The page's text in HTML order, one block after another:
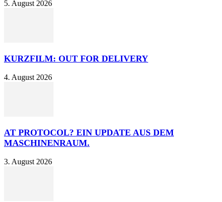
5. August 2026
KURZFILM: OUT FOR DELIVERY
4. August 2026
AT PROTOCOL? EIN UPDATE AUS DEM
MASCHINENRAUM.
3. August 2026